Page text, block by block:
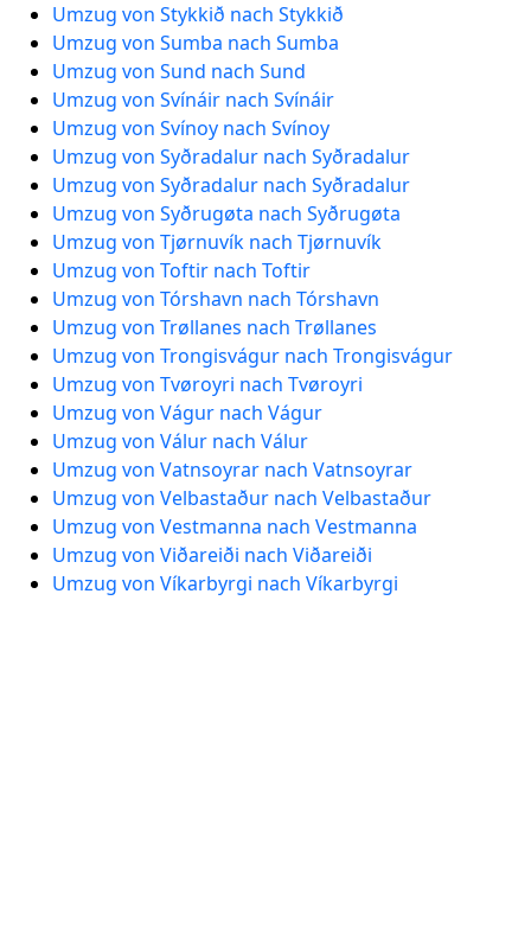
Umzug von Stykkið nach Stykkið
Umzug von Sumba nach Sumba
Umzug von Sund nach Sund
Umzug von Svínáir nach Svínáir
Umzug von Svínoy nach Svínoy
Umzug von Syðradalur nach Syðradalur
Umzug von Syðradalur nach Syðradalur
Umzug von Syðrugøta nach Syðrugøta
Umzug von Tjørnuvík nach Tjørnuvík
Umzug von Toftir nach Toftir
Umzug von Tórshavn nach Tórshavn
Umzug von Trøllanes nach Trøllanes
Umzug von Trongisvágur nach Trongisvágur
Umzug von Tvøroyri nach Tvøroyri
Umzug von Vágur nach Vágur
Umzug von Válur nach Válur
Umzug von Vatnsoyrar nach Vatnsoyrar
Umzug von Velbastaður nach Velbastaður
Umzug von Vestmanna nach Vestmanna
Umzug von Viðareiði nach Viðareiði
Umzug von Víkarbyrgi nach Víkarbyrgi